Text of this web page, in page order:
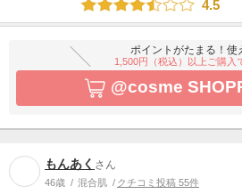
4.5
ポイントがたまる！使
1,500円（税込）以上ご購入
@cosme
もんあく さん
46歳 混合肌 クチコミ投稿 55件